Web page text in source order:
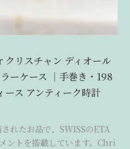
リスチャン ディオール
ーケース ｜手巻き・198
ース アンティーク時計
れたお品で、SWISSのETA
ントを搭載しています。Chri